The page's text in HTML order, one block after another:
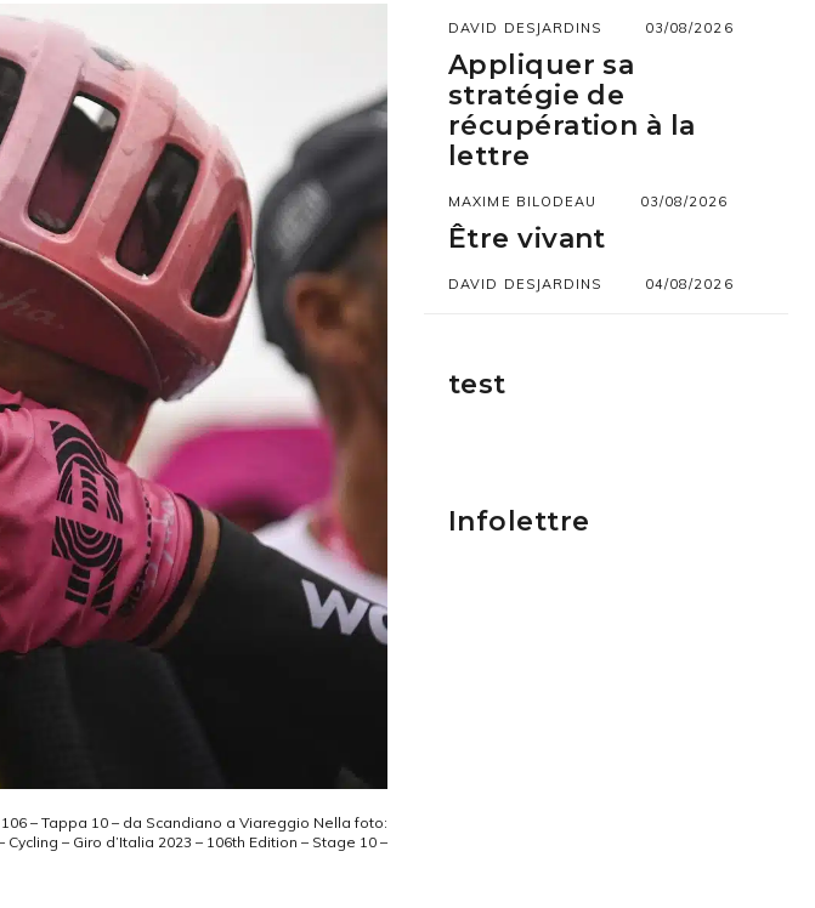
– Tappa 10 – da Scandiano a Viareggio Nella foto:
– Giro d’Italia 2023 – 106th Edition – Stage 10 –
DAVID DESJARDINS 03/08/2026
Appliquer sa
stratégie de
récupération à la
lettre
MAXIME BILODEAU 03/08/2026
Être vivant
DAVID DESJARDINS 04/08/2026
test
Infolettre